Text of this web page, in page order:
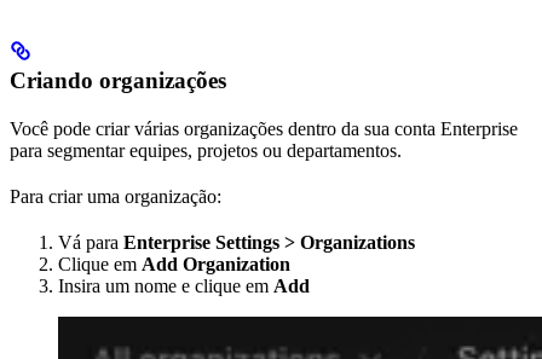
Criando organizações
Você pode criar várias organizações dentro da sua conta Enterprise
para segmentar equipes, projetos ou departamentos.
Para criar uma organização:
Vá para Enterprise Settings > Organizations
Clique em Add Organization
Insira um nome e clique em Add